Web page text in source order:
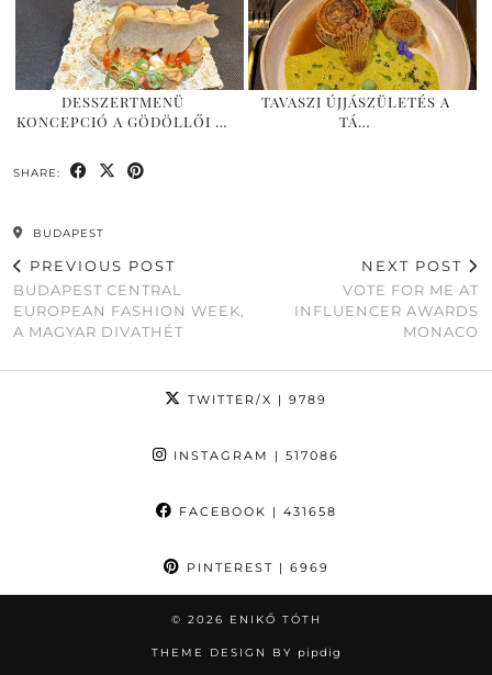
DESSZERTMENÜ
KONCEPCIÓ A GÖDÖLLŐI …
TAVASZI ÚJJÁSZÜLETÉS A
TÁ…
SHARE:
BUDAPEST
PREVIOUS POST
BUDAPEST CENTRAL
EUROPEAN FASHION WEEK,
A MAGYAR DIVATHÉT
NEXT POST
VOTE FOR ME AT
INFLUENCER AWARDS
MONACO
TWITTER/X | 9789
INSTAGRAM | 517086
FACEBOOK | 431658
PINTEREST | 6969
© 2026 ENIKŐ TÓTH
THEME DESIGN BY pipdig